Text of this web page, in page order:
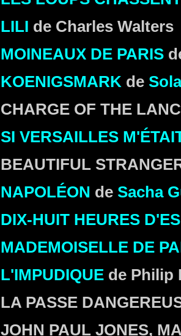
LILI de Charles Walters
MOINEAUX DE PARIS
KOENIGSMARK de
CHARGE OF THE
SI VERSAILLES
BEAUTIFUL
NAPOLÉON de Sacha
DIX-HUIT HEURES
MADEMOISELLE DE
L'IMPUDIQUE de Philip
LA PASSE
JOHN PAUL JONES,